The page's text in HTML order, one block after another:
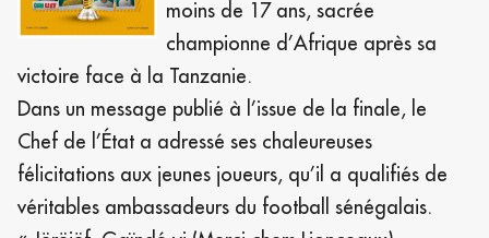
moins de 17 ans, sacrée
championne d’Afrique après sa
victoire face à la Tanzanie.
Dans un message publié à l’issue de la finale, le
Chef de l’État a adressé ses chaleureuses
félicitations aux jeunes joueurs, qu’il a qualifiés de
véritables ambassadeurs du football sénégalais.